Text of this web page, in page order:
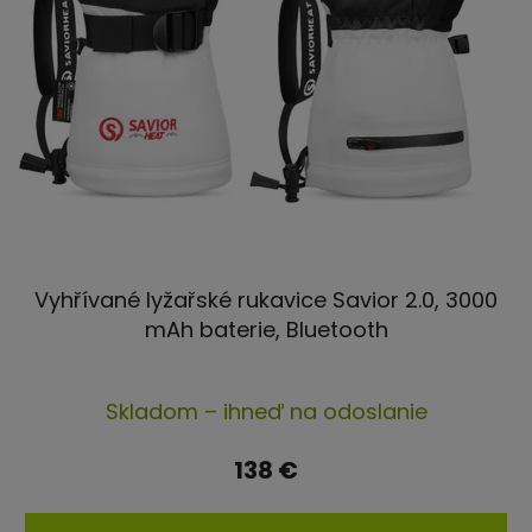
Vyhřívané lyžařské rukavice Savior 2.0, 3000
mAh baterie, Bluetooth
hodnotenie
produktu
Skladom – ihneď na odoslanie
138 €